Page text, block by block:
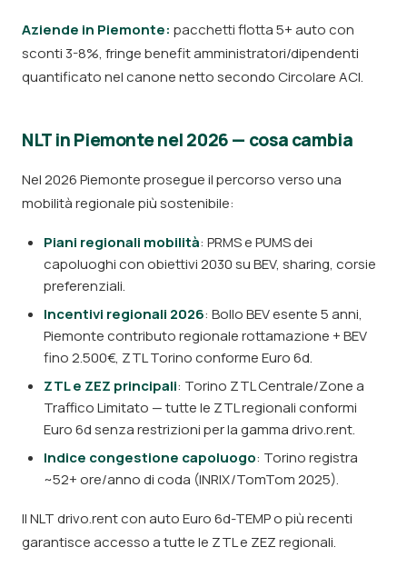
Aziende in Piemonte: pacchetti flotta 5+ auto con
sconti 3-8%, fringe benefit amministratori/dipendenti
quantificato nel canone netto secondo Circolare ACI.
NLT in Piemonte nel 2026 — cosa cambia
Nel 2026 Piemonte prosegue il percorso verso una
mobilità regionale più sostenibile:
Piani regionali mobilità: PRMS e PUMS dei
capoluoghi con obiettivi 2030 su BEV, sharing, corsie
preferenziali.
Incentivi regionali 2026: Bollo BEV esente 5 anni,
Piemonte contributo regionale rottamazione + BEV
fino 2.500€, ZTL Torino conforme Euro 6d.
ZTL e ZEZ principali: Torino ZTL Centrale/Zone a
Traffico Limitato — tutte le ZTL regionali conformi
Euro 6d senza restrizioni per la gamma drivo.rent.
Indice congestione capoluogo: Torino registra
~52+ ore/anno di coda (INRIX/TomTom 2025).
Il NLT drivo.rent con auto Euro 6d-TEMP o più recenti
garantisce accesso a tutte le ZTL e ZEZ regionali.